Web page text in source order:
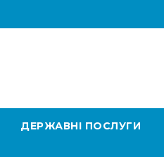
ДЕРЖАВНІ ПОСЛУГИ